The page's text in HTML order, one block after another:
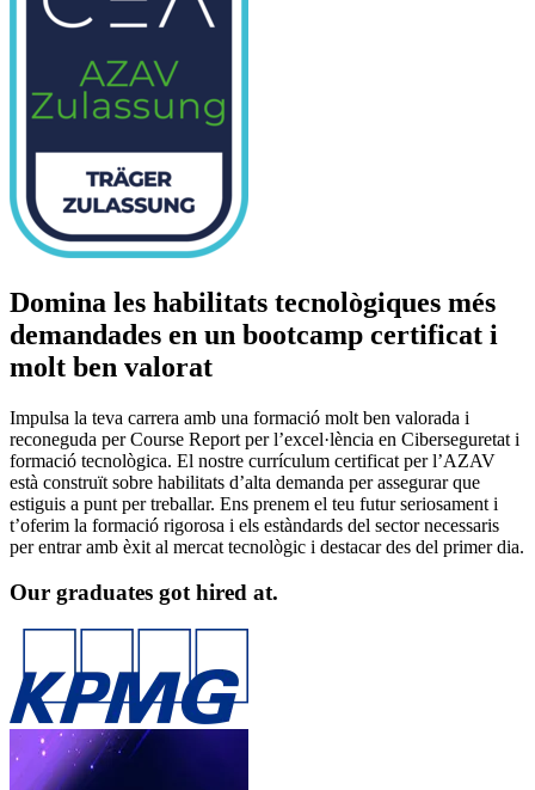
Domina les habilitats tecnològiques més
demandades en un bootcamp certificat i
molt ben valorat
Impulsa la teva carrera amb una formació molt ben valorada i
reconeguda per Course Report per l’excel·lència en Ciberseguretat i
formació tecnològica. El nostre currículum certificat per l’AZAV
està construït sobre habilitats d’alta demanda per assegurar que
estiguis a punt per treballar. Ens prenem el teu futur seriosament i
t’oferim la formació rigorosa i els estàndards del sector necessaris
per entrar amb èxit al mercat tecnològic i destacar des del primer dia.
Our graduates got hired at.